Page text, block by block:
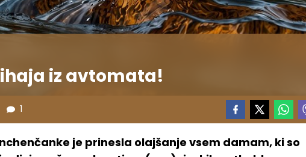
iz avtomata!
1
je prinesla olajšanje vsem damam, ki so